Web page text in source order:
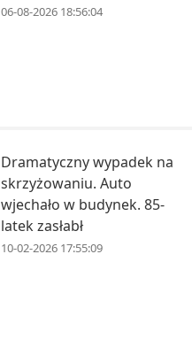
06-08-2026 18:56:04
Dramatyczny wypadek na
skrzyżowaniu. Auto
wjechało w budynek. 85-
latek zasłabł
10-02-2026 17:55:09